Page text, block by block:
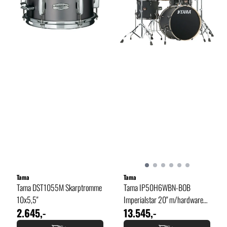
Tama
Tama DST1055M Skarptromme
10x5,5"
2.645,-
Tama
Tama IP50H6WBN-BOB
Imperialstar 20" m/hardware
og cymbaler
13.545,-